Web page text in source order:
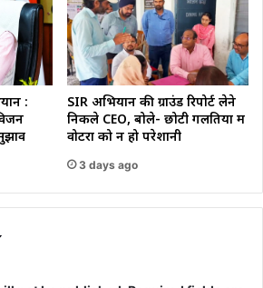
:
SIR अभियान की ग्राउंड रिपोर्ट लेने
निकले CEO, बोले- छोटी गलतियों में
वोटरों को न हो परेशानी
3 days ago